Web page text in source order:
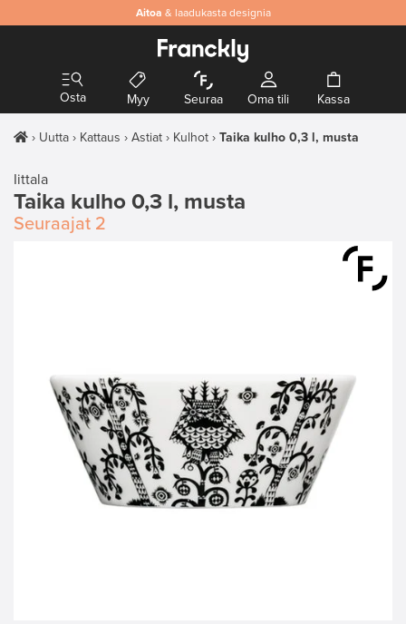
Aitoa & laadukasta designia
Osta Myy Seuraa Oma tili Kassa
Uutta Kattaus Astiat Kulhot Taika kulho 0,3 l, musta
Iittala
Taika kulho 0,3 l, musta
Seuraajat 2